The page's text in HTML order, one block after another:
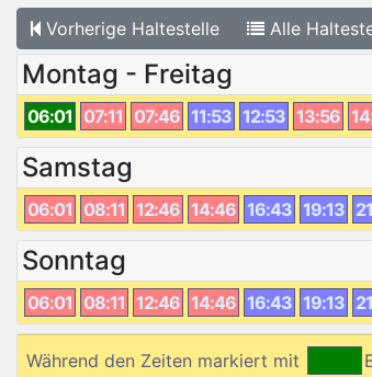
Vorherige Haltestelle Alle
Montag - Freitag
06:01 07:11 07:46 11:53 12:53 13:56
Samstag
06:01 08:11 12:46 14:46 16:43 19:13
Sonntag
06:01 08:11 12:46 14:46 16:43 19:13
Während den Zeiten markiert mit